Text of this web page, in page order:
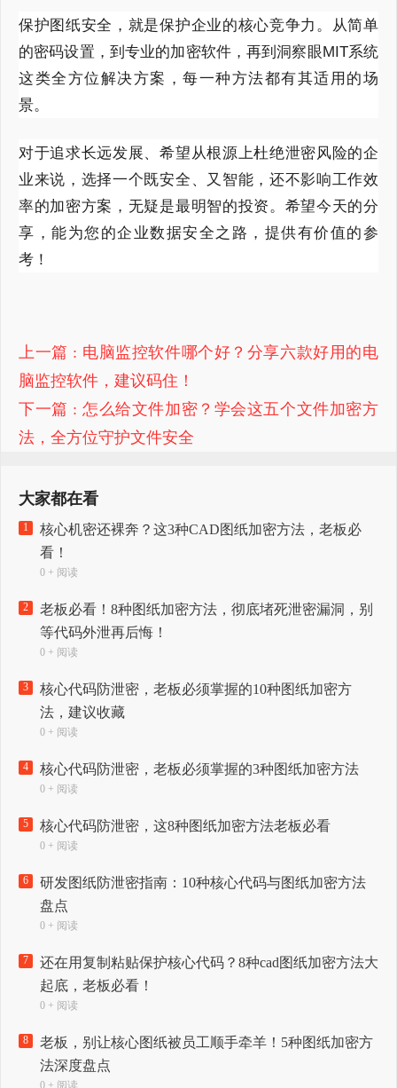
保护图纸安全，就是保护企业的核心竞争力。从简单
的密码设置，到专业的加密软件，再到洞察眼MIT系统
这类全方位解决方案，每一种方法都有其适用的场
景。
对于追求长远发展、希望从根源上杜绝泄密风险的企
业来说，选择一个既安全、又智能，还不影响工作效
率的加密方案，无疑是最明智的投资。希望今天的分
享，能为您的企业数据安全之路，提供有价值的参
考！
上一篇 : 电脑监控软件哪个好？分享六款好用的电
脑监控软件，建议码住！
下一篇 : 怎么给文件加密？学会这五个文件加密方
法，全方位守护文件安全
大家都在看
1
核心机密还裸奔？这3种CAD图纸加密方法，老板必
看！
0 + 阅读
2
老板必看！8种图纸加密方法，彻底堵死泄密漏洞，别
等代码外泄再后悔！
0 + 阅读
3
核心代码防泄密，老板必须掌握的10种图纸加密方
法，建议收藏
0 + 阅读
4 核心代码防泄密，老板必须掌握的3种图纸加密方法
0 + 阅读
5 核心代码防泄密，这8种图纸加密方法老板必看
0 + 阅读
6
研发图纸防泄密指南：10种核心代码与图纸加密方法
盘点
0 + 阅读
7
还在用复制粘贴保护核心代码？8种cad图纸加密方法大
起底，老板必看！
0 + 阅读
8
老板，别让核心图纸被员工顺手牵羊！5种图纸加密方
法深度盘点
0 + 阅读